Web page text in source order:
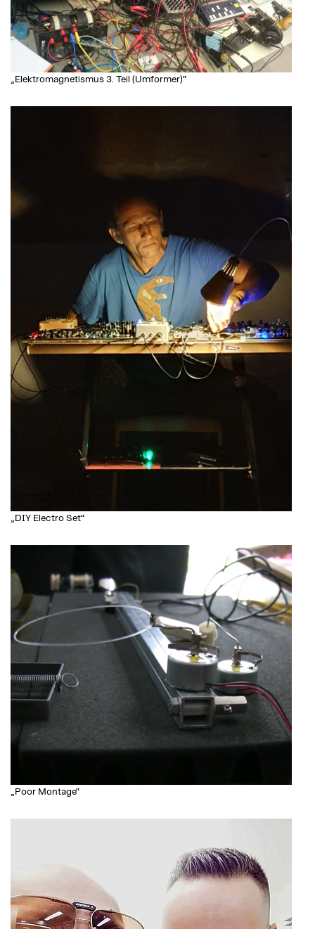
„Elektromagnetismus 3. Teil (Umformer)“
„DIY Electro Set“
„Poor Montage“